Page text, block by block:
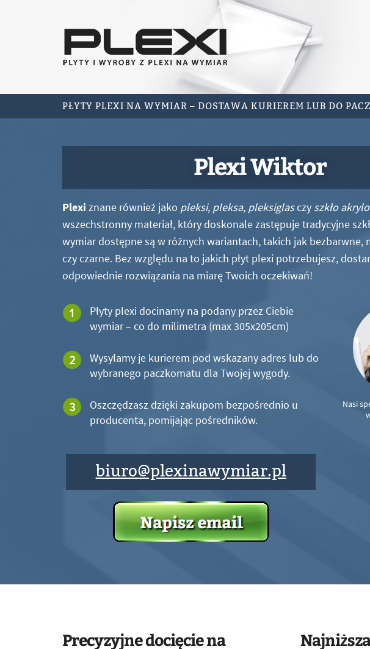
PŁYTY PLEXI NA WYMIAR – DOSTAWA KURIEREM LUB DO
Plexi Wiktor
Plexi znane również jako pleksi, pleksa, pleksiglasczy szkło
wszechstronny materiał, który doskonale zastępuje tradycyjne
wymiar dostępne są w różnych wariantach, takich jak bezbarwne,
czy czarne. Bez względu na to jakich płyt plexi potrzebujesz,
odpowiednie rozwiązania na miarę Twoich oczekiwań!
Płyty plexi docinamy na podany przez Ciebie
wymiar – co do milimetra (max 305x205cm)
Wysyłamy je kurierem pod wskazany adres lub do
wybranego paczkomatu dla Twojej wygody.
Oszczędzasz dzięki zakupom bezpośrednio u
producenta, pomijając pośredników.
biuro@plexinawymiar.pl
Nasi
Precyzyjne docięcie na